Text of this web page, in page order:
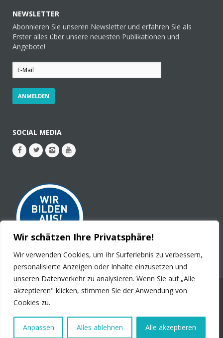
Wir schätzen Ihre Privatsphäre!
Wir verwenden Cookies, um Ihr Surferlebnis zu verbessern,
personalisierte Anzeigen oder Inhalte einzusetzen und
unseren Datenverkehr zu analysieren. Wenn Sie auf „Alle
akzeptieren" klicken, stimmen Sie der Anwendung von
Cookies zu.
Anpassen Alles ablehnen Alle akzeptieren
NEWSLETTER
Abonnieren Sie unseren Newsletter und erfahren Sie als
Erster alles über unsere neuesten Publikationen und
Angebote!
SOCIAL MEDIA
© 2026 - PLURAL Publications GmbH. Alle Rechte
Impressum
Kontakt Stellenanzeigen
Datenschutz